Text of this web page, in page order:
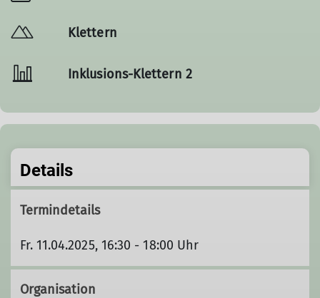
Klettern
Inklusions-Klettern 2
Details
Termindetails
Fr. 11.04.2025, 16:30 - 18:00 Uhr
Organisation